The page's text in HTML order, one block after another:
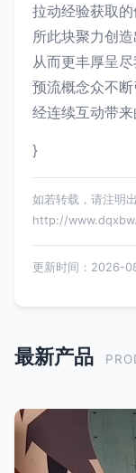
拉动经验获取
所此块聚力创
从而更丰厚呈
预流概念众不
经连续互动带
}
如若转载，请注明出
http://
更新时间：2026-
最新产品